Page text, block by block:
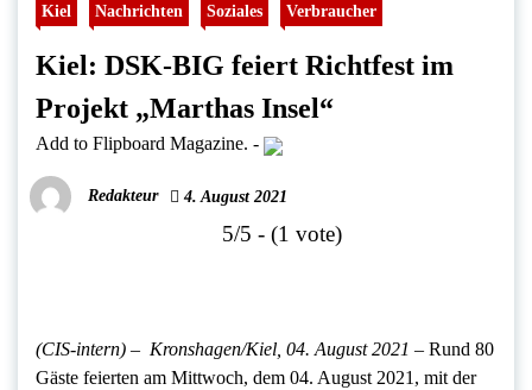
Kiel Nachrichten Soziales Verbraucher
Kiel: DSK-BIG feiert Richtfest im
Projekt „Marthas Insel“
Add to Flipboard Magazine. -
Redakteur 4. August 2021
5/5 - (1 vote)
(CIS-intern) – Kronshagen/Kiel, 04. August 2021 – Rund 80
Gäste feierten am Mittwoch, dem 04. August 2021, mit der